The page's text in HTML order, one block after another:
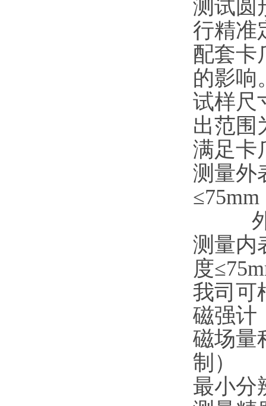
测试圆
行精准
配套卡
的影响
试样尺
出范围
满足卡
测量外
≤75mm
外径
测量内
度
我司可
磁强计
磁场量
制）
最小分